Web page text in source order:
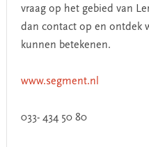
vraag op het gebied van
dan contact op en ontdek
kunnen betekenen.
www.segment.nl
033- 434 50 80